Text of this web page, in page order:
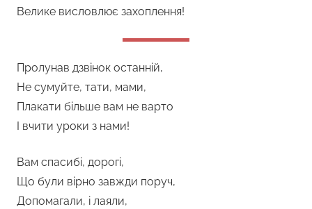
Велике висловлює захоплення!
Пролунав дзвінок останній,
Не сумуйте, тати, мами,
Плакати більше вам не варто
І вчити уроки з нами!
Вам спасибі, дорогі,
Що були вірно завжди поруч,
Допомагали, і лаяли,